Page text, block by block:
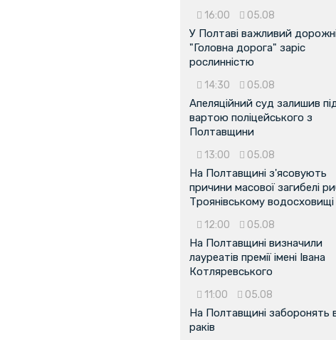
16:00 05.08
У Полтаві важливий
"Головна дорога" заріс
рослинністю
14:30 05.08
Апеляційний суд залишив
вартою поліцейського з
Полтавщини
13:00 05.08
На Полтавщині з'ясовують
причини масової загибелі
Троянівському водосховищі
12:00 05.08
На Полтавщині визначили
лауреатів премії імені Івана
Котляревського
11:00 05.08
На Полтавщині заборонять
раків